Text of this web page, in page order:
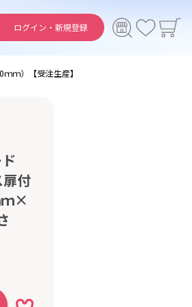
ログイン・ 新規登録
ｍ）【受注生産】
付
×